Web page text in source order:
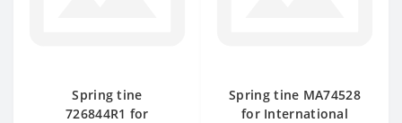
Spring tine
726844R1 for
Spring tine МА74528
for International